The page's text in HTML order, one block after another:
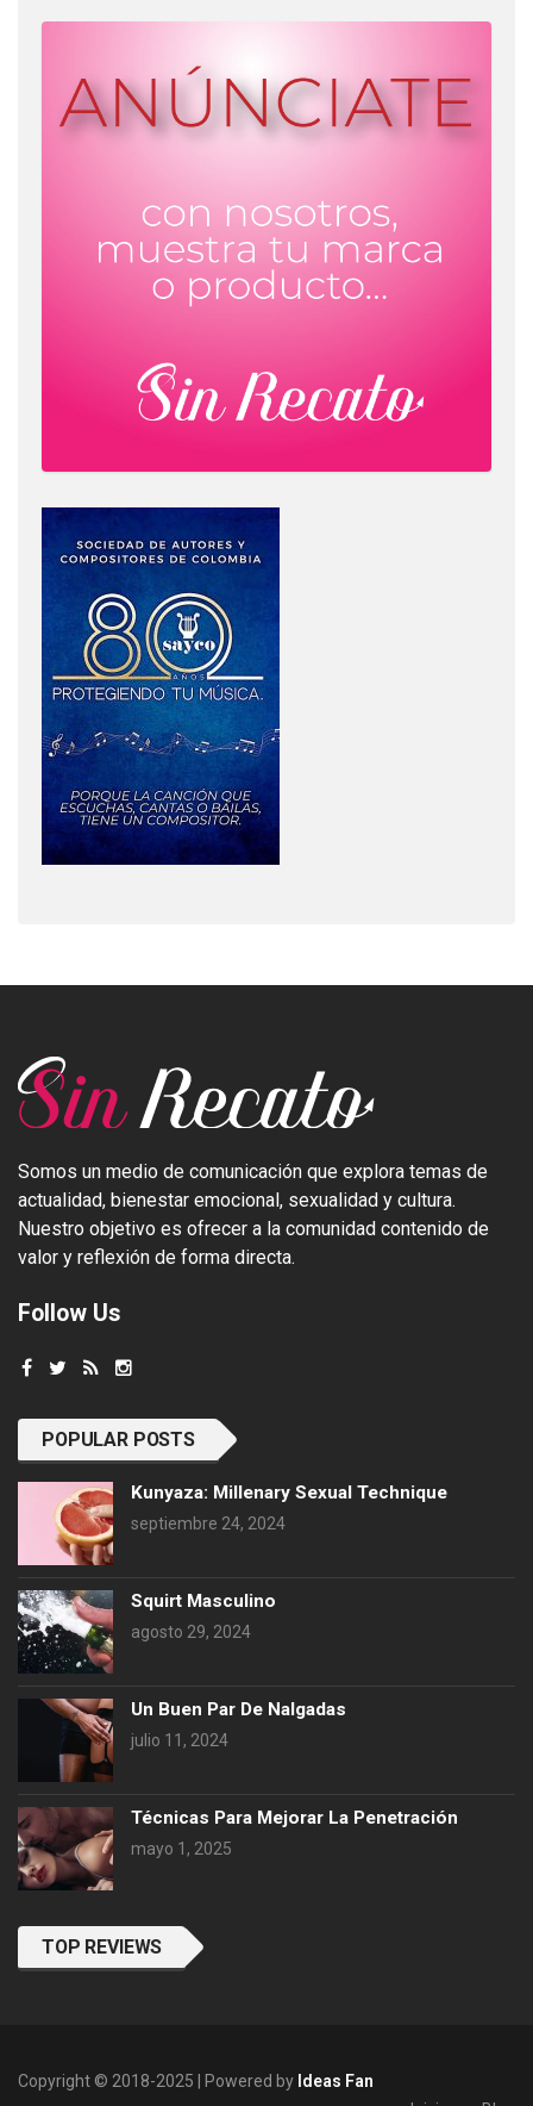
Somos un medio de comunicación que explora temas de
actualidad, bienestar emocional, sexualidad y cultura.
Nuestro objetivo es ofrecer a la comunidad contenido de
valor y reflexión de forma directa.
Follow Us
POPULAR POSTS
Kunyaza: Millenary Sexual Technique
septiembre 24, 2024
Squirt Masculino
agosto 29, 2024
Un Buen Par De Nalgadas
julio 11, 2024
Técnicas Para Mejorar La Penetración
mayo 1, 2025
TOP REVIEWS
Copyright © 2018-2025 | Powered by Ideas Fan